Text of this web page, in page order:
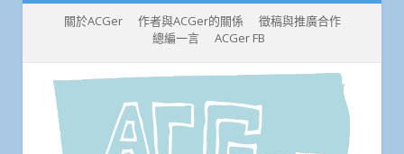
關於ACGer 作者與ACGer的關係
徵稿與推廣合作
總編一言
ACGer FB